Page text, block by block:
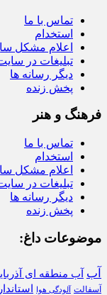
تماس با ما
استخدام
اعلام مشکل
تبلیغات در
دیگر رسانه ها
پخش زنده
فرهنگ و هنر
تماس با ما
استخدام
اعلام مشکل
تبلیغات در
دیگر رسانه ها
پخش زنده
موضوعات داغ:
آب آب منطقه ای
آسفالت آلودگی هوا